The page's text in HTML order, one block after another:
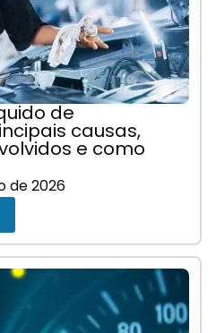
de
causas,
e como
de 2026